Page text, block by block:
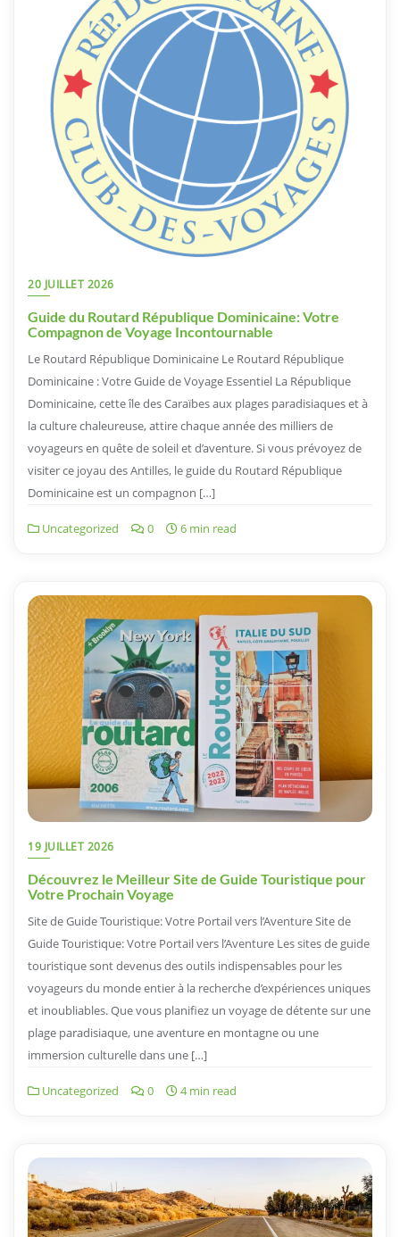
20 JUILLET 2026
Guide du Routard République Dominicaine: Votre
Compagnon de Voyage Incontournable
Le Routard République Dominicaine Le Routard République
Dominicaine : Votre Guide de Voyage Essentiel La République
Dominicaine, cette île des Caraïbes aux plages paradisiaques et à
la culture chaleureuse, attire chaque année des milliers de
voyageurs en quête de soleil et d’aventure. Si vous prévoyez de
visiter ce joyau des Antilles, le guide du Routard République
Dominicaine est un compagnon […]
Uncategorized 0 6 min read
19 JUILLET 2026
Découvrez le Meilleur Site de Guide Touristique pour
Votre Prochain Voyage
Site de Guide Touristique: Votre Portail vers l’Aventure Site de
Guide Touristique: Votre Portail vers l’Aventure Les sites de guide
touristique sont devenus des outils indispensables pour les
voyageurs du monde entier à la recherche d’expériences uniques
et inoubliables. Que vous planifiez un voyage de détente sur une
plage paradisiaque, une aventure en montagne ou une
immersion culturelle dans une […]
Uncategorized 0 4 min read